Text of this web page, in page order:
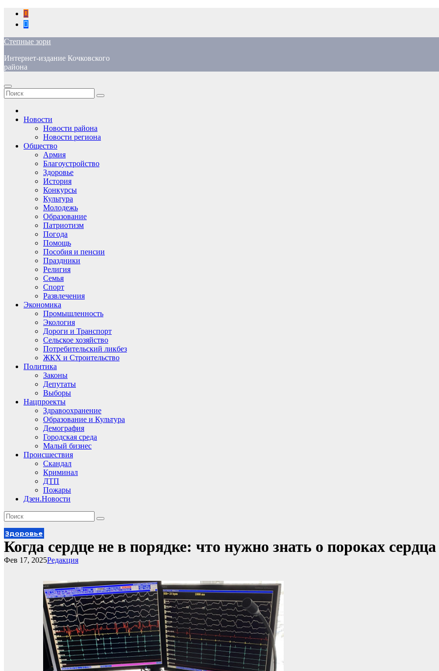
Перейти
содержимому
Степные зори
Интернет-издание Кочковского
района
Новости
Новости района
Новости региона
Общество
Армия
Благоустройство
Здоровье
История
Конкурсы
Культура
Молодежь
Образование
Патриотизм
Погода
Помощь
Пособия и пенсии
Праздники
Религия
Семья
Спорт
Развлечения
Экономика
Промышленность
Экология
Дороги и Транспорт
Сельское хозяйство
Потребительский ликбез
ЖКХ и Строительство
Политика
Законы
Депутаты
Выборы
Нацпроекты
Здравоохранение
Образование и Культура
Демография
Городская среда
Малый бизнес
Происшествия
Скандал
Криминал
ДТП
Пожары
Дзен.Новости
Здоровье
Когда сердце не в порядке: что нужно знать о пороках сердца
Редакция
Фев 17, 2025